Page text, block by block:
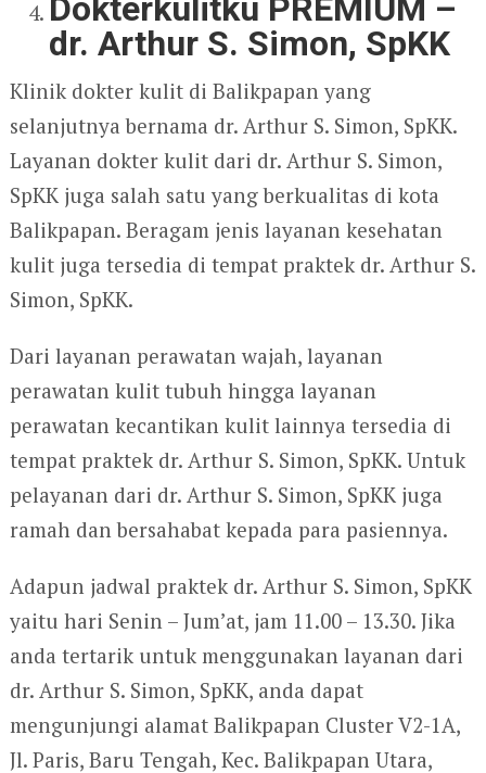
Dokterkulitku PREMIUM –
dr. Arthur S. Simon, SpKK
Klinik dokter kulit di Balikpapan yang
selanjutnya bernama dr. Arthur S. Simon, SpKK.
Layanan dokter kulit dari dr. Arthur S. Simon,
SpKK juga salah satu yang berkualitas di kota
Balikpapan. Beragam jenis layanan kesehatan
kulit juga tersedia di tempat praktek dr. Arthur S.
Simon, SpKK.
Dari layanan perawatan wajah, layanan
perawatan kulit tubuh hingga layanan
perawatan kecantikan kulit lainnya tersedia di
tempat praktek dr. Arthur S. Simon, SpKK. Untuk
pelayanan dari dr. Arthur S. Simon, SpKK juga
ramah dan bersahabat kepada para pasiennya.
Adapun jadwal praktek dr. Arthur S. Simon, SpKK
yaitu hari Senin – Jum’at, jam 11.00 – 13.30. Jika
anda tertarik untuk menggunakan layanan dari
dr. Arthur S. Simon, SpKK, anda dapat
mengunjungi alamat Balikpapan Cluster V2-1A,
Jl. Paris, Baru Tengah, Kec. Balikpapan Utara,